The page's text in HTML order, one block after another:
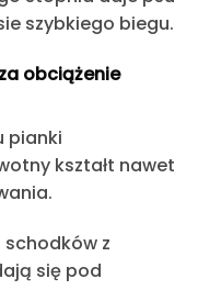
szybkiego biegu.
obciążenie
pianki
kształt nawet
z
się pod